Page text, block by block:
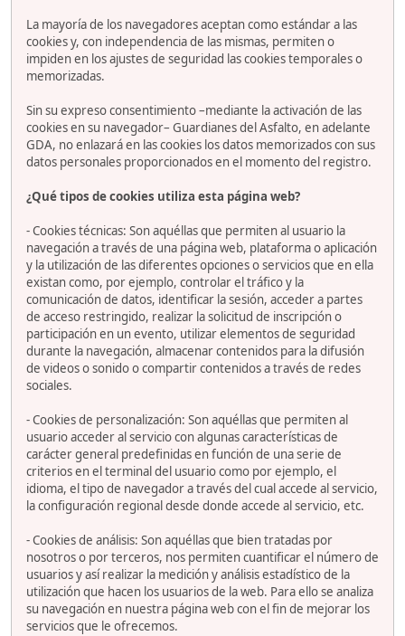
La mayoría de los navegadores aceptan como estándar a las
cookies y, con independencia de las mismas, permiten o
impiden en los ajustes de seguridad las cookies temporales o
memorizadas.
Sin su expreso consentimiento –mediante la activación de las
cookies en su navegador– Guardianes del Asfalto, en adelante
GDA, no enlazará en las cookies los datos memorizados con sus
datos personales proporcionados en el momento del registro.
¿Qué tipos de cookies utiliza esta página web?
- Cookies técnicas: Son aquéllas que permiten al usuario la
navegación a través de una página web, plataforma o aplicación
y la utilización de las diferentes opciones o servicios que en ella
existan como, por ejemplo, controlar el tráfico y la
comunicación de datos, identificar la sesión, acceder a partes
de acceso restringido, realizar la solicitud de inscripción o
participación en un evento, utilizar elementos de seguridad
durante la navegación, almacenar contenidos para la difusión
de videos o sonido o compartir contenidos a través de redes
sociales.
- Cookies de personalización: Son aquéllas que permiten al
usuario acceder al servicio con algunas características de
carácter general predefinidas en función de una serie de
criterios en el terminal del usuario como por ejemplo, el
idioma, el tipo de navegador a través del cual accede al servicio,
la configuración regional desde donde accede al servicio, etc.
- Cookies de análisis: Son aquéllas que bien tratadas por
nosotros o por terceros, nos permiten cuantificar el número de
usuarios y así realizar la medición y análisis estadístico de la
utilización que hacen los usuarios de la web. Para ello se analiza
su navegación en nuestra página web con el fin de mejorar los
servicios que le ofrecemos.